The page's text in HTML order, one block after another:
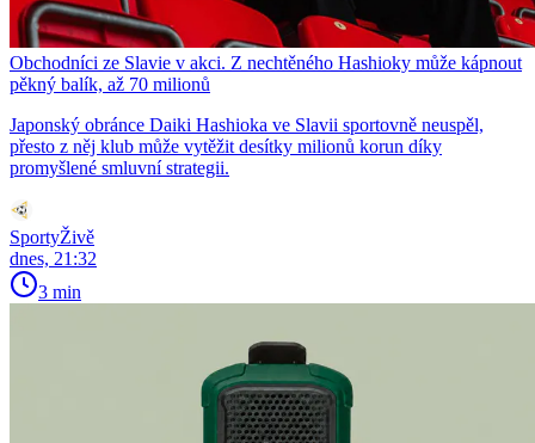
Obchodníci ze Slavie v akci. Z nechtěného Hashioky může kápnout
pěkný balík, až 70 milionů
Japonský obránce Daiki Hashioka ve Slavii sportovně neuspěl,
přesto z něj klub může vytěžit desítky milionů korun díky
promyšlené smluvní strategii.
SportyŽivě
dnes, 21:32
3 min